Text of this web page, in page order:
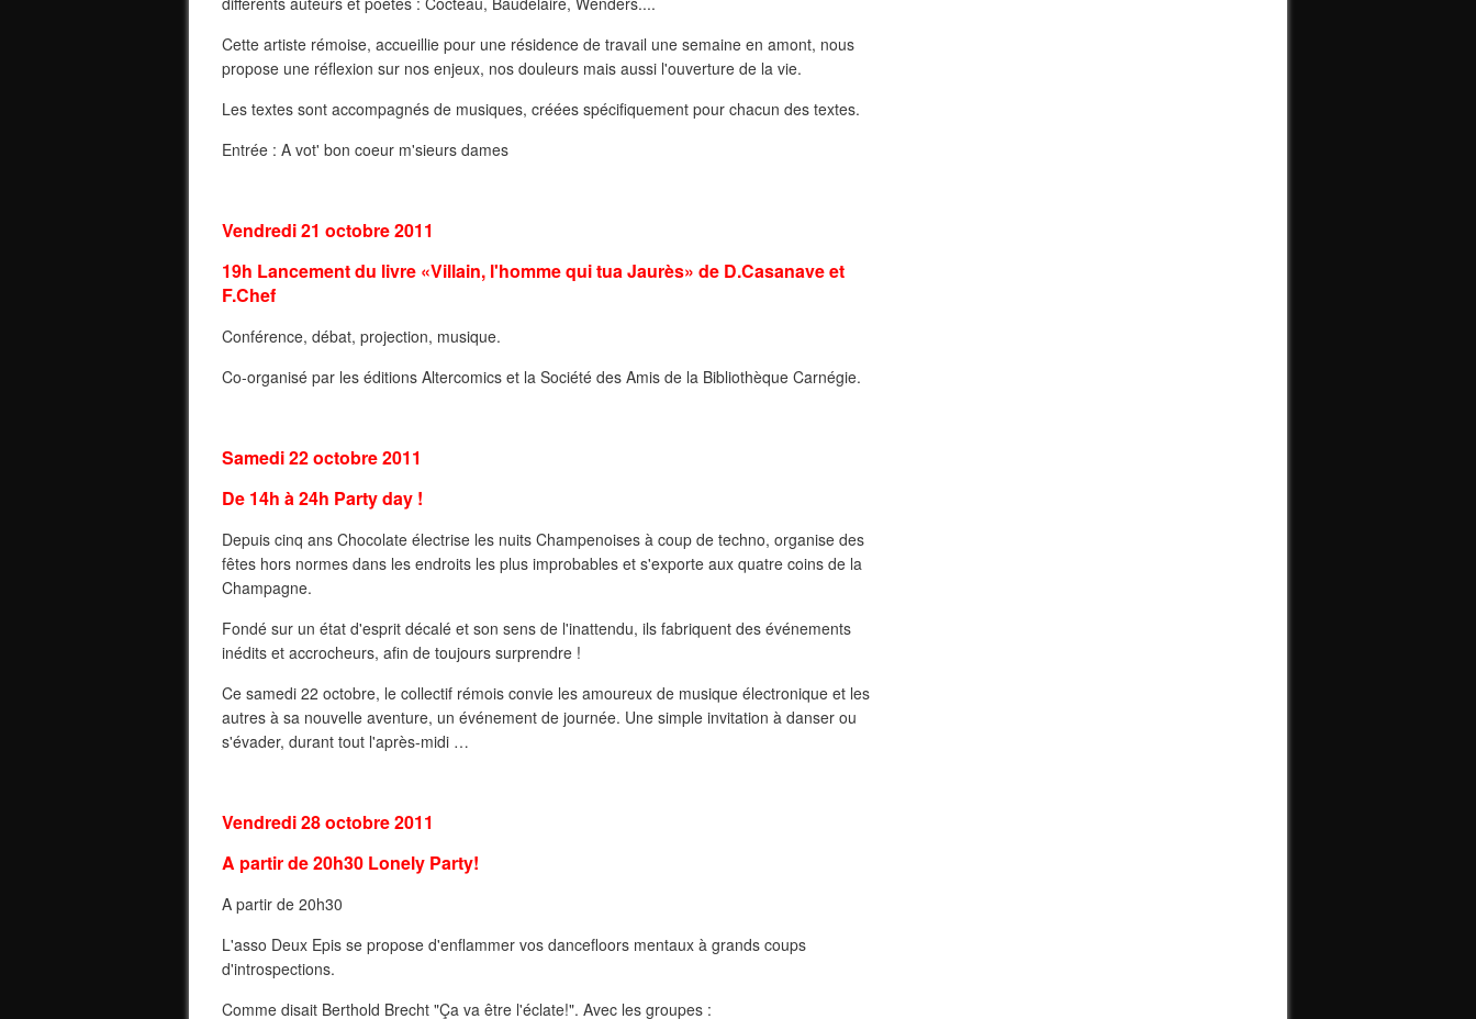
Cette artiste rémoise, accueillie pour une résidence de travail une semaine en amont, nous
propose une réflexion sur nos enjeux, nos douleurs mais aussi l'ouverture de la vie.
Les textes sont accompagnés de musiques, créées spécifiquement pour chacun des textes.
Entrée : A vot' bon coeur m'sieurs dames
Vendredi 21 octobre 2011
19h Lancement du livre «Villain, l'homme qui tua Jaurès» de D.Casanave et
F.Chef
Conférence, débat, projection, musique.
Co-organisé par les éditions Altercomics et la Société des Amis de la Bibliothèque Carnégie.
Samedi 22 octobre 2011
De 14h à 24h Party day !
Depuis cinq ans Chocolate électrise les nuits Champenoises à coup de techno, organise des
fêtes hors normes dans les endroits les plus improbables et s'exporte aux quatre coins de la
Champagne.
Fondé sur un état d'esprit décalé et son sens de l'inattendu, ils fabriquent des événements
inédits et accrocheurs, afin de toujours surprendre !
Ce samedi 22 octobre, le collectif rémois convie les amoureux de musique électronique et les
autres à sa nouvelle aventure, un événement de journée. Une simple invitation à danser ou
s'évader, durant tout l'après-midi …
Vendredi 28 octobre 2011
A partir de 20h30 Lonely Party!
A partir de 20h30
L'asso Deux Epis se propose d'enflammer vos dancefloors mentaux à grands coups
d'introspections.
Comme disait Berthold Brecht "Ça va être l'éclate!". Avec les groupes :